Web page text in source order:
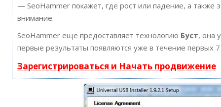
— SeoHammer покажет, где рост или падение, а также
внимание.
SeoHammer еще предоставляет технологию Буст, она
первые результаты появляются уже в течение первых
Зарегистрироваться и Начать продвижение